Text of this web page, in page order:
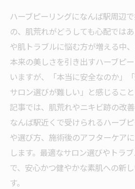
ハーブピーリングになんば駅周辺
の、肌荒れがどうしても心配では
や肌トラブルに悩む方が増える中
本来の美しさを引き出すハーブピ
いますが、「本当に安全なのか」
サロン選びが難しい」と感じるこ
記事では、肌荒れやニキビ跡の改善
なんば駅近くで受けられるハーブ
や選び方、施術後のアフターケア
します。最適なサロン選びやトラ
で、安心かつ健やかな素肌への新
す。